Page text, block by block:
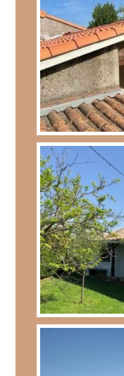
SAINT-JEAN –
L’UNION-
Charpente